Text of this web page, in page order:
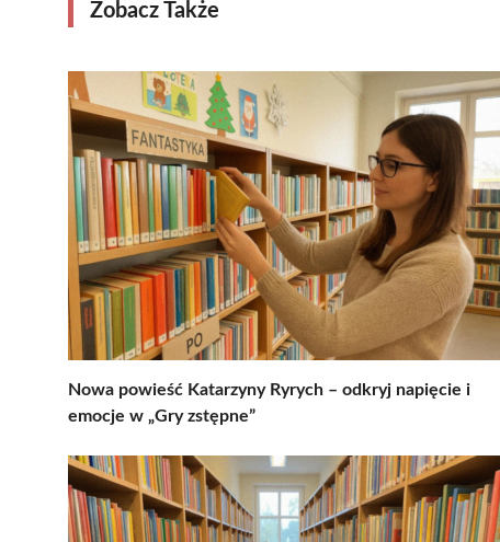
Zobacz Także
Nowa powieść Katarzyny Ryrych – odkryj napięcie i
emocje w „Gry zstępne”